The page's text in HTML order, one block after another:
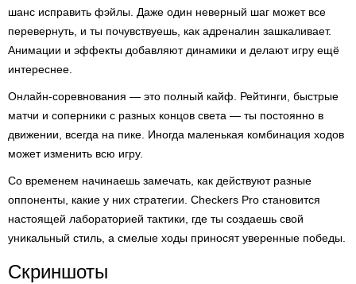
шанс исправить фэйлы. Даже один неверный шаг может все
перевернуть, и ты почувствуешь, как адреналин зашкаливает.
Анимации и эффекты добавляют динамики и делают игру ещё
интереснее.
Онлайн-соревнования — это полный кайф. Рейтинги, быстрые
матчи и соперники с разных концов света — ты постоянно в
движении, всегда на пике. Иногда маленькая комбинация ходов
может изменить всю игру.
Со временем начинаешь замечать, как действуют разные
оппоненты, какие у них стратегии. Checkers Pro становится
настоящей лабораторией тактики, где ты создаешь свой
уникальный стиль, а смелые ходы приносят уверенные победы.
Скриншоты